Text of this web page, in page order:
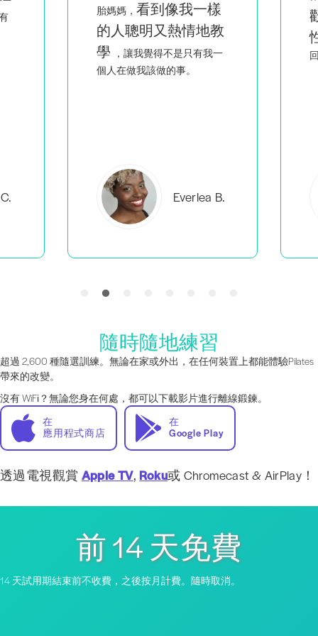
胎媽媽， 看到像我一樣
的人聰明又熱情地教
學 ，讓我覺得不是只有我一
個人在做我該做的事。
Everlea B.
隨時隨地練習
超過 2,600 種隨選訓練。無論在家或外出，在任何裝置上都能體驗Pilates
帶來的改變。
沒有 WiFi？無論您身在何處，都可以下載影片進行離線鍛鍊。
在
應用程式商店
在
Google Play
透過電視觀賞 Apple TV, Roku或 Chromecast & AirPlay！
前 14 天免費
14 天試用期結束前不收費，之後按月計費。隨時取消。